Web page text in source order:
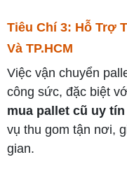
Tiêu Chí 3: Hỗ Trợ
Và TP.HCM
Việc vận chuyển
công sức, đặc biệt
mua pallet cũ uy tín
vụ thu gom tận nơi,
gian.